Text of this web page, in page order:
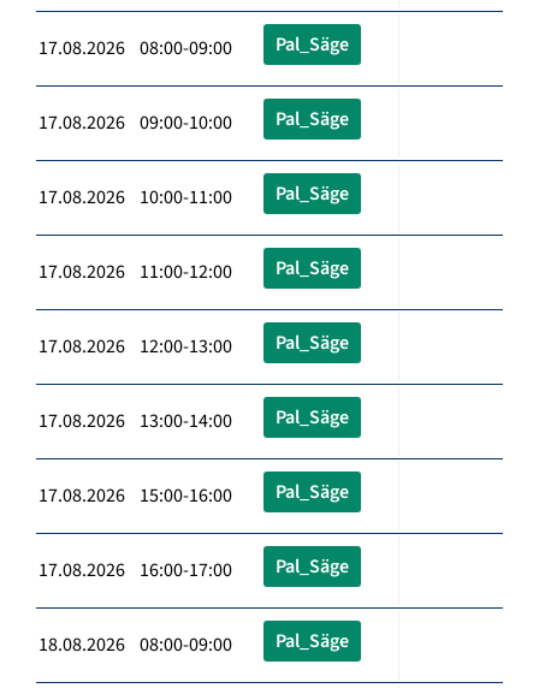
17.08.2026 08:00-09:00 Pal_Säge
17.08.2026 09:00-10:00 Pal_Säge
17.08.2026 10:00-11:00 Pal_Säge
17.08.2026 11:00-12:00 Pal_Säge
17.08.2026 12:00-13:00 Pal_Säge
17.08.2026 13:00-14:00 Pal_Säge
17.08.2026 15:00-16:00 Pal_Säge
17.08.2026 16:00-17:00 Pal_Säge
18.08.2026 08:00-09:00 Pal_Säge